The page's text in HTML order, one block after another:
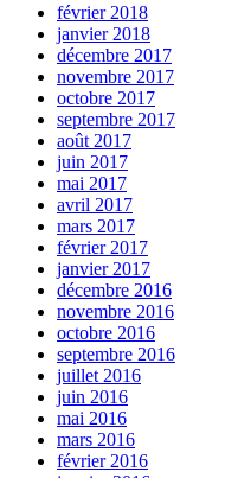
février 2018
janvier 2018
décembre 2017
novembre 2017
octobre 2017
septembre 2017
août 2017
juin 2017
mai 2017
avril 2017
mars 2017
février 2017
janvier 2017
décembre 2016
novembre 2016
octobre 2016
septembre 2016
juillet 2016
juin 2016
mai 2016
mars 2016
février 2016